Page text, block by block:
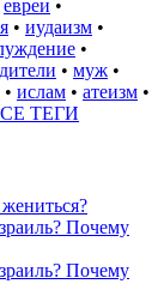
евреи •
• иудаизм •
•
• муж •
• ислам • атеизм •
ТЕГИ
Почему
Почему